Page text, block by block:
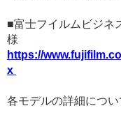
■富士フイルムビジネ
様
https://
x
各モデルの詳細につ